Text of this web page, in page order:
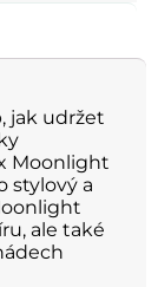
jak udržet
Moonlight
stylový a
ale také